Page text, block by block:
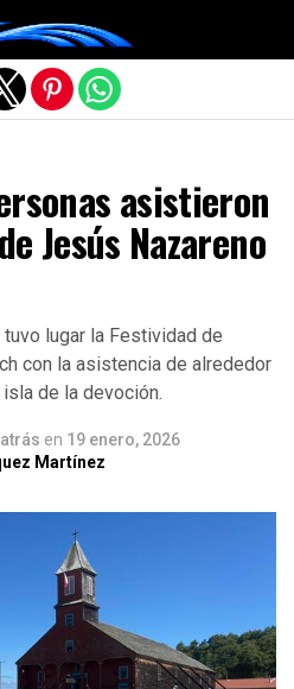
asistieron
Jesús Nazareno
lugar la Festividad de
con la asistencia de alrededor
de la devoción.
en 19 enero, 2026
Martínez
versión móvil